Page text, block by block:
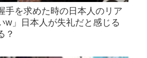
手を求めた時の日本人のリア
w」日本人が失礼だと感じる
？